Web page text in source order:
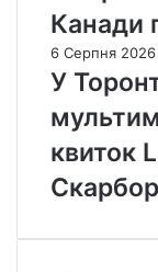
Канади
6 Серпня 2026
У
квиток